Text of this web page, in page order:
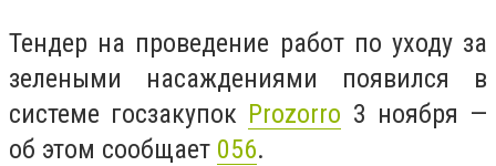
Тендер на проведение работ по уходу за
зелеными насаждениями появился в
системе госзакупок Prozorro 3 ноября —
об этом сообщает 056.